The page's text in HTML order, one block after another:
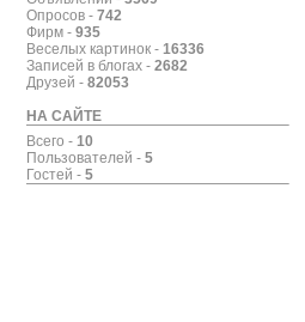
Опросов - 742
Фирм - 935
Веселых картинок - 16336
Записей в блогах - 2682
Друзей - 82053
НА САЙТЕ
Всего - 10
Пользователей - 5
Гостей - 5